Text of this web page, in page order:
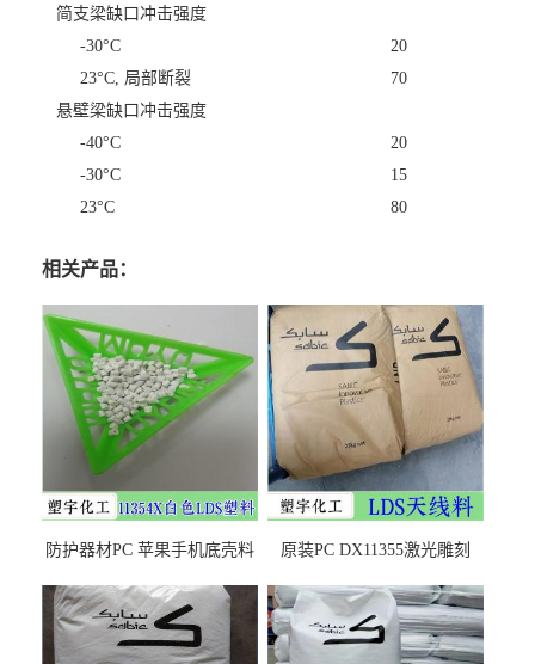
简支梁缺口冲击强度
-30°C
20
23°C, 局部断裂
70
悬壁梁缺口冲击强度
-40°C
20
-30°C
15
23°C
80
相关产品：
防护器材PC 苹果手机底壳料
之忧
原装PC DX11355激光雕刻